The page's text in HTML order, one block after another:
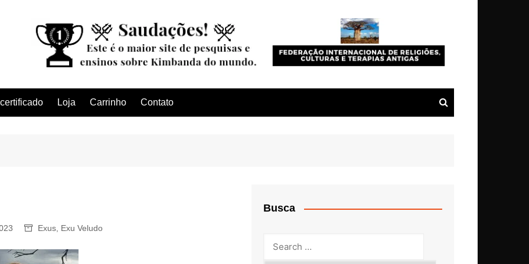
Loja Carrinho Contato
Exus Exu Veludo
Busca